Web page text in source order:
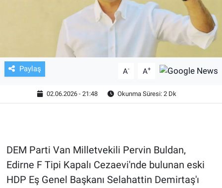
Paylaş A- A+
02.06.2026 - 21:48 Okunma Süresi: 2 Dk
DEM Parti Van Milletvekili Pervin Buldan,
Edirne F Tipi Kapalı Cezaevi'nde bulunan eski
HDP Eş Genel Başkanı Selahattin Demirtaş'ı
KÜLTÜR SANAT
EKONOMİ
ÇEVRE
HABERDE İNSAN